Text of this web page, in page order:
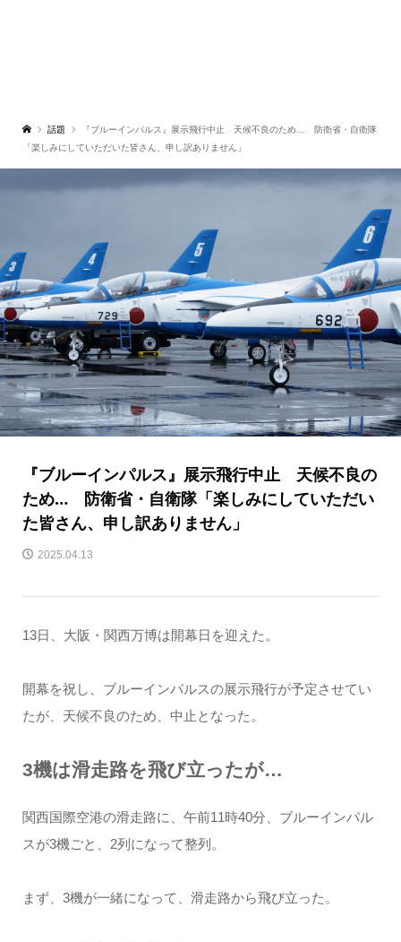
話題
『ブルーインパルス』展示飛行中止 天候不良のため… 防衛省・自衛隊
「楽しみにしていただいた皆さん、申し訳ありません」
『ブルーインパルス』展示飛行中止 天候不良の
ため… 防衛省・自衛隊「楽しみにしていただい
た皆さん、申し訳ありません」
2025.04.13
13日、大阪・関西万博は開幕日を迎えた。
開幕を祝し、ブルーインパルスの展示飛行が予定させてい
たが、天候不良のため、中止となった。
3機は滑走路を飛び立ったが…
関西国際空港の滑走路に、午前11時40分、ブルーインパル
スが3機ごと、2列になって整列。
まず、3機が一緒になって、滑走路から飛び立った。